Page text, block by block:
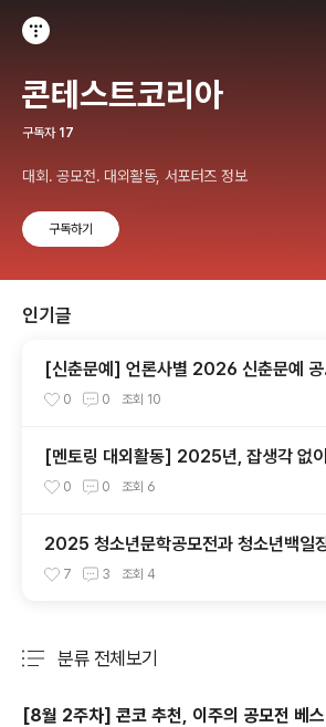
콘테스트코리아
구독자 17
대회. 공모전. 대외활동, 서포터즈 정보
구독하기
인기글
[신춘문예] 언론사별 2026 신춘문예 공
모음
0 0 조회 10
[멘토링 대외활동] 2025년, 잡생각 없
장 '나답게' 성공하는 법 ㅣ자기계발 명상
0 0 조회 6
2025 청소년문학공모전과 청소년백일
정리
7 3 조회 4
분류 전체보기
[8월 2주차] 콘코 추천, 이주의 공모전 베스